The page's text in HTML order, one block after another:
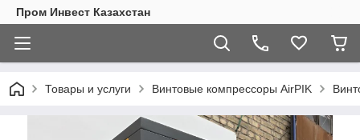
Пром Инвест Казахстан
Товары и услуги Винтовые компрессоры AirPIK